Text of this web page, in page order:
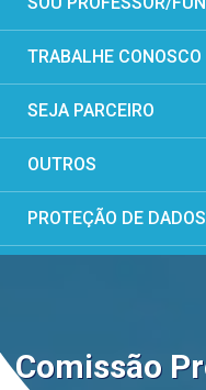
TRABALHE CONOSCO
SEJA PARCEIRO
OUTROS
PROTEÇÃO DE DADOS
Comissão